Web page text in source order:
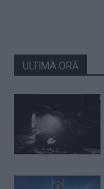
ULTIMA ORĂ